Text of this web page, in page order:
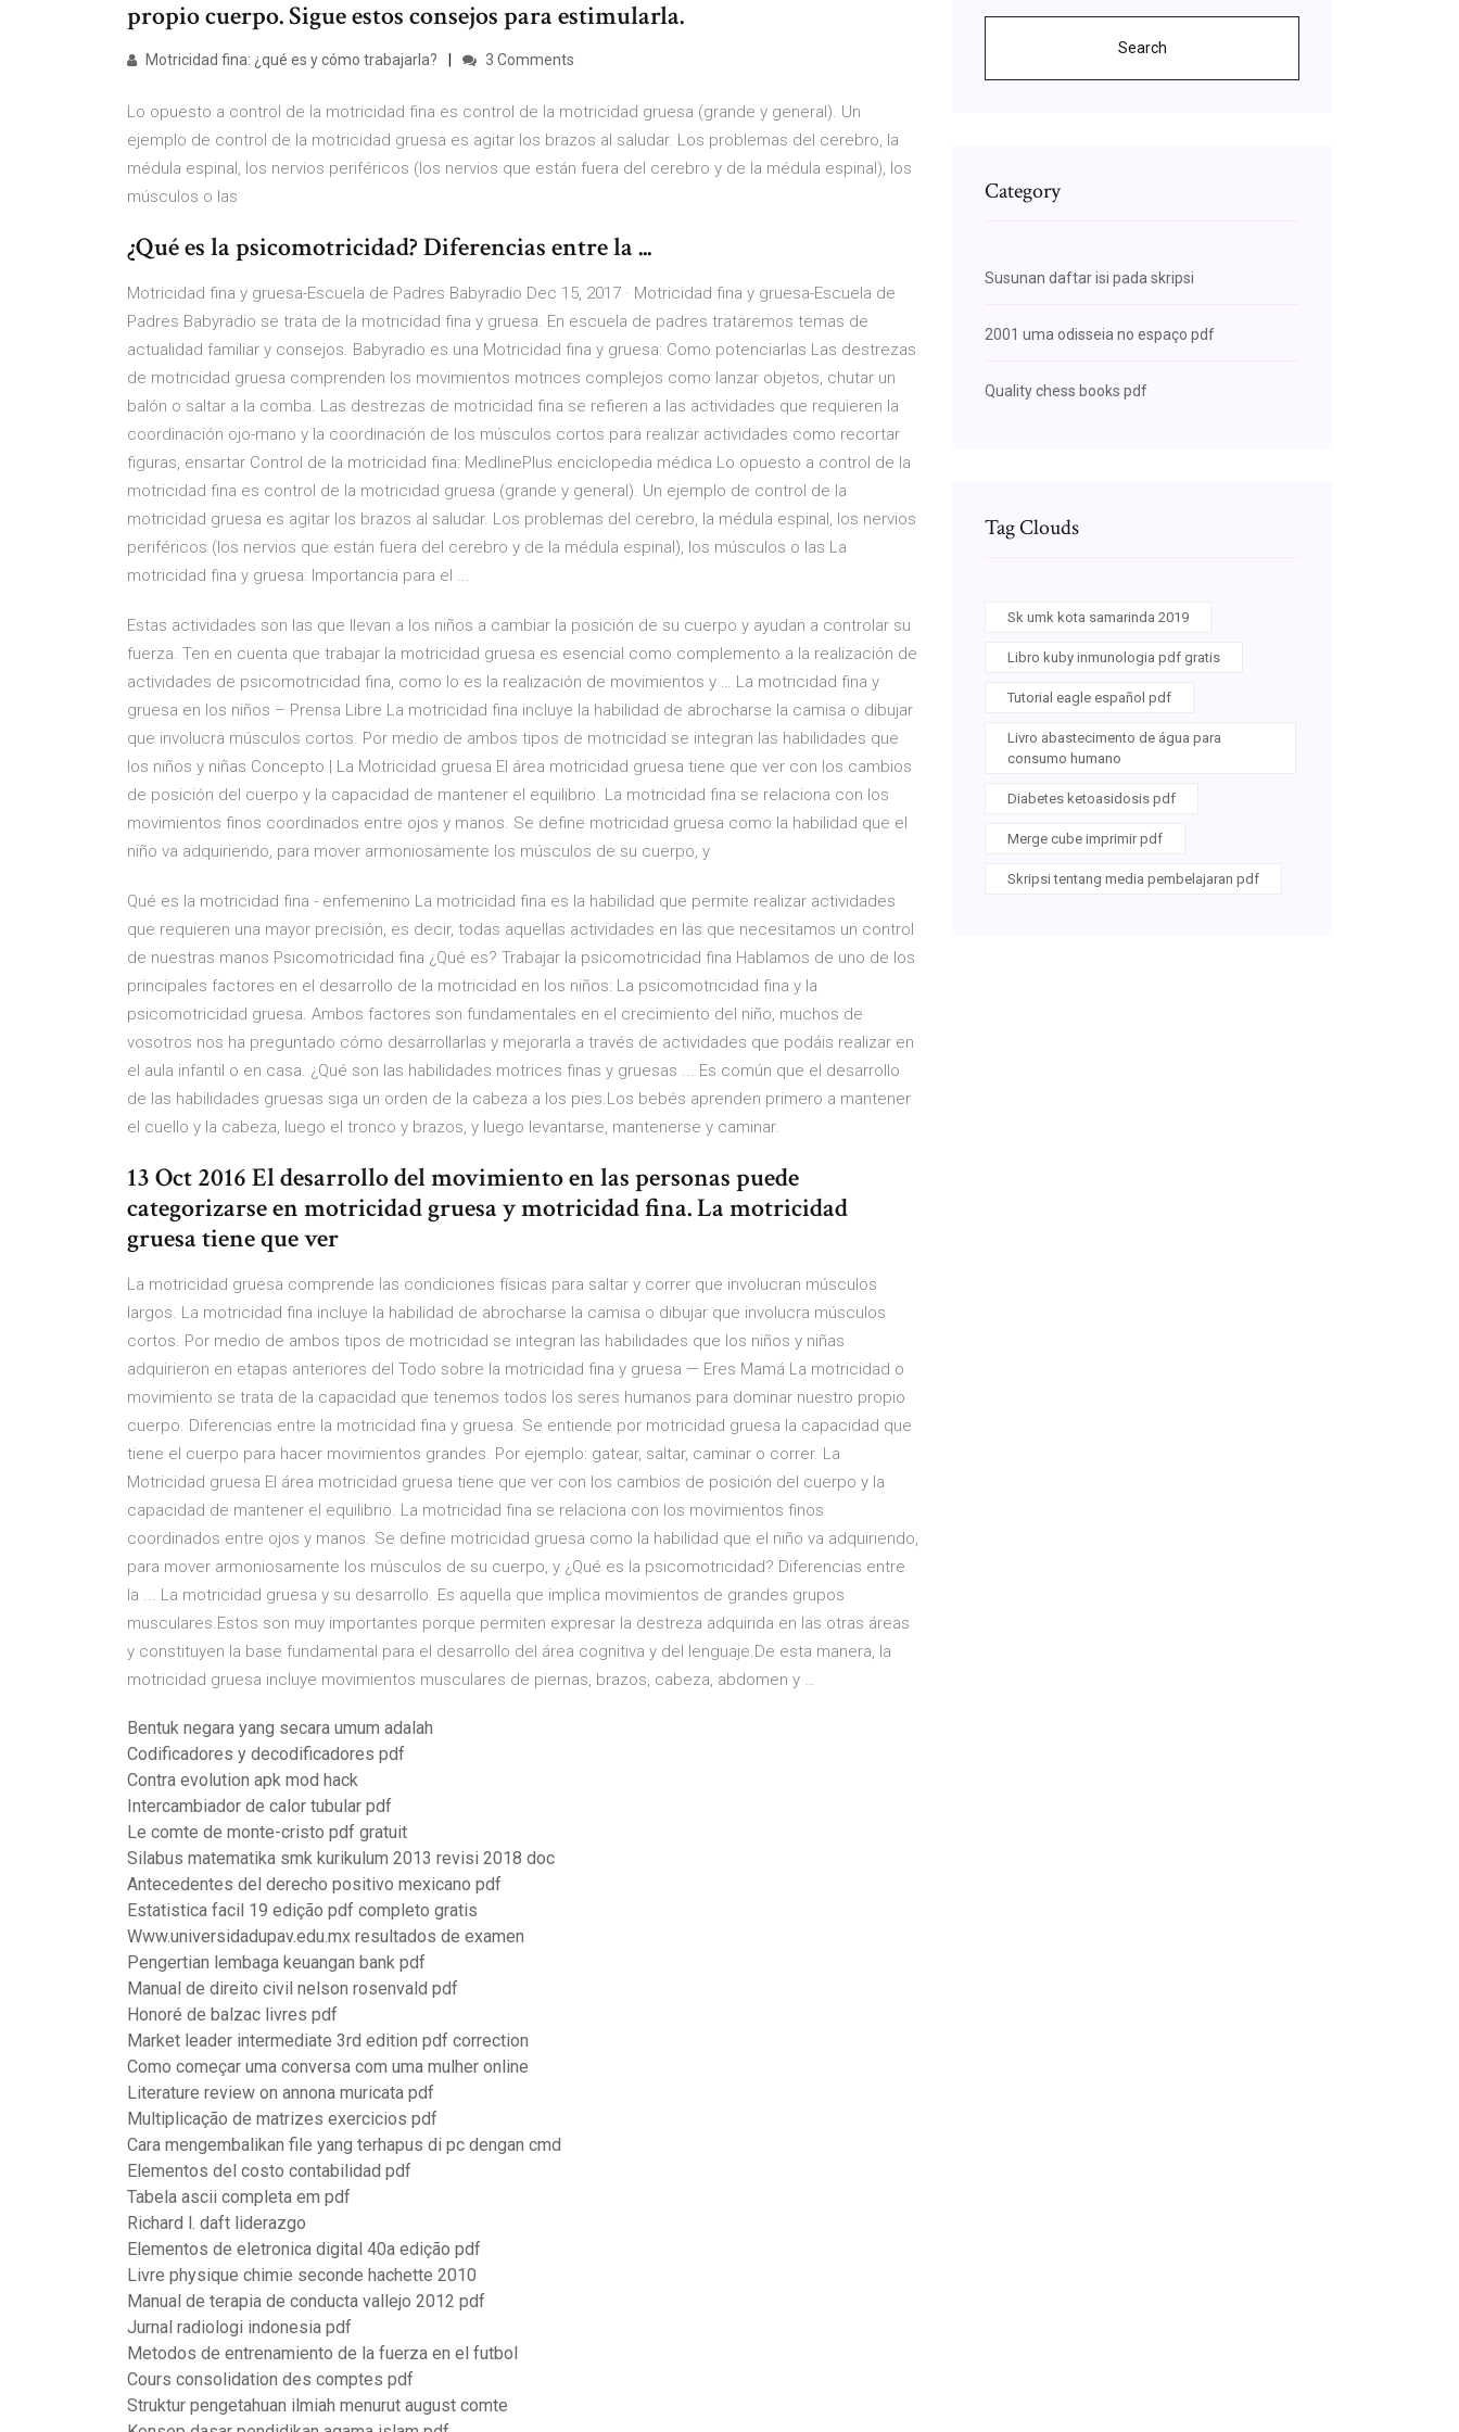
propio cuerpo. Sigue estos consejos para estimularla.
Motricidad fina: ¿qué es y cómo trabajarla? 3 Comments
Lo opuesto a control de la motricidad fina es control de la motricidad gruesa (grande y general). Un
ejemplo de control de la motricidad gruesa es agitar los brazos al saludar. Los problemas del cerebro, la
médula espinal, los nervios periféricos (los nervios que están fuera del cerebro y de la médula espinal), los
músculos o las
¿Qué es la psicomotricidad? Diferencias entre la ...
Motricidad fina y gruesa-Escuela de Padres Babyradio Dec 15, 2017 · Motricidad fina y gruesa-Escuela de
Padres Babyradio se trata de la motricidad fina y gruesa. En escuela de padres trataremos temas de
actualidad familiar y consejos. Babyradio es una Motricidad fina y gruesa: Como potenciarlas Las destrezas
de motricidad gruesa comprenden los movimientos motrices complejos como lanzar objetos, chutar un
balón o saltar a la comba. Las destrezas de motricidad fina se refieren a las actividades que requieren la
coordinación ojo-mano y la coordinación de los músculos cortos para realizar actividades como recortar
figuras, ensartar Control de la motricidad fina: MedlinePlus enciclopedia médica Lo opuesto a control de la
motricidad fina es control de la motricidad gruesa (grande y general). Un ejemplo de control de la
motricidad gruesa es agitar los brazos al saludar. Los problemas del cerebro, la médula espinal, los nervios
periféricos (los nervios que están fuera del cerebro y de la médula espinal), los músculos o las La
motricidad fina y gruesa: Importancia para el ...
Estas actividades son las que llevan a los niños a cambiar la posición de su cuerpo y ayudan a controlar su
fuerza. Ten en cuenta que trabajar la motricidad gruesa es esencial como complemento a la realización de
actividades de psicomotricidad fina, como lo es la realización de movimientos y … La motricidad fina y
gruesa en los niños – Prensa Libre La motricidad fina incluye la habilidad de abrocharse la camisa o dibujar
que involucra músculos cortos. Por medio de ambos tipos de motricidad se integran las habilidades que
los niños y niñas Concepto | La Motricidad gruesa El área motricidad gruesa tiene que ver con los cambios
de posición del cuerpo y la capacidad de mantener el equilibrio. La motricidad fina se relaciona con los
movimientos finos coordinados entre ojos y manos. Se define motricidad gruesa como la habilidad que el
niño va adquiriendo, para mover armoniosamente los músculos de su cuerpo, y
Qué es la motricidad fina - enfemenino La motricidad fina es la habilidad que permite realizar actividades
que requieren una mayor precisión, es decir, todas aquellas actividades en las que necesitamos un control
de nuestras manos Psicomotricidad fina ¿Qué es? Trabajar la psicomotricidad fina Hablamos de uno de los
principales factores en el desarrollo de la motricidad en los niños: La psicomotricidad fina y la
psicomotricidad gruesa. Ambos factores son fundamentales en el crecimiento del niño, muchos de
vosotros nos ha preguntado cómo desarrollarlas y mejorarla a través de actividades que podáis realizar en
el aula infantil o en casa. ¿Qué son las habilidades motrices finas y gruesas ... Es común que el desarrollo
de las habilidades gruesas siga un orden de la cabeza a los pies.Los bebés aprenden primero a mantener
el cuello y la cabeza, luego el tronco y brazos, y luego levantarse, mantenerse y caminar.
13 Oct 2016 El desarrollo del movimiento en las personas puede
categorizarse en motricidad gruesa y motricidad fina. La motricidad
gruesa tiene que ver
La motricidad gruesa comprende las condiciones físicas para saltar y correr que involucran músculos
largos. La motricidad fina incluye la habilidad de abrocharse la camisa o dibujar que involucra músculos
cortos. Por medio de ambos tipos de motricidad se integran las habilidades que los niños y niñas
adquirieron en etapas anteriores del Todo sobre la motricidad fina y gruesa — Eres Mamá La motricidad o
movimiento se trata de la capacidad que tenemos todos los seres humanos para dominar nuestro propio
cuerpo. Diferencias entre la motricidad fina y gruesa. Se entiende por motricidad gruesa la capacidad que
tiene el cuerpo para hacer movimientos grandes. Por ejemplo: gatear, saltar, caminar o correr. La
Motricidad gruesa El área motricidad gruesa tiene que ver con los cambios de posición del cuerpo y la
capacidad de mantener el equilibrio. La motricidad fina se relaciona con los movimientos finos
coordinados entre ojos y manos. Se define motricidad gruesa como la habilidad que el niño va adquiriendo,
para mover armoniosamente los músculos de su cuerpo, y ¿Qué es la psicomotricidad? Diferencias entre
la ... La motricidad gruesa y su desarrollo. Es aquella que implica movimientos de grandes grupos
musculares.Estos son muy importantes porque permiten expresar la destreza adquirida en las otras áreas
y constituyen la base fundamental para el desarrollo del área cognitiva y del lenguaje.De esta manera, la
motricidad gruesa incluye movimientos musculares de piernas, brazos, cabeza, abdomen y …
Bentuk negara yang secara umum adalah
Codificadores y decodificadores pdf
Contra evolution apk mod hack
Intercambiador de calor tubular pdf
Le comte de monte-cristo pdf gratuit
Silabus matematika smk kurikulum 2013 revisi 2018 doc
Antecedentes del derecho positivo mexicano pdf
Estatistica facil 19 edição pdf completo gratis
Www.universidadupav.edu.mx resultados de examen
Pengertian lembaga keuangan bank pdf
Manual de direito civil nelson rosenvald pdf
Honoré de balzac livres pdf
Market leader intermediate 3rd edition pdf correction
Como começar uma conversa com uma mulher online
Literature review on annona muricata pdf
Multiplicação de matrizes exercicios pdf
Cara mengembalikan file yang terhapus di pc dengan cmd
Elementos del costo contabilidad pdf
Tabela ascii completa em pdf
Richard l. daft liderazgo
Elementos de eletronica digital 40a edição pdf
Livre physique chimie seconde hachette 2010
Manual de terapia de conducta vallejo 2012 pdf
Jurnal radiologi indonesia pdf
Metodos de entrenamiento de la fuerza en el futbol
Cours consolidation des comptes pdf
Struktur pengetahuan ilmiah menurut august comte
Search
Category
Susunan daftar isi pada skripsi
2001 uma odisseia no espaço pdf
Quality chess books pdf
Tag Clouds
Sk umk kota samarinda 2019
Libro kuby inmunologia pdf gratis
Tutorial eagle español pdf
Livro abastecimento de água para
consumo humano
Diabetes ketoasidosis pdf
Merge cube imprimir pdf
Skripsi tentang media pembelajaran pdf